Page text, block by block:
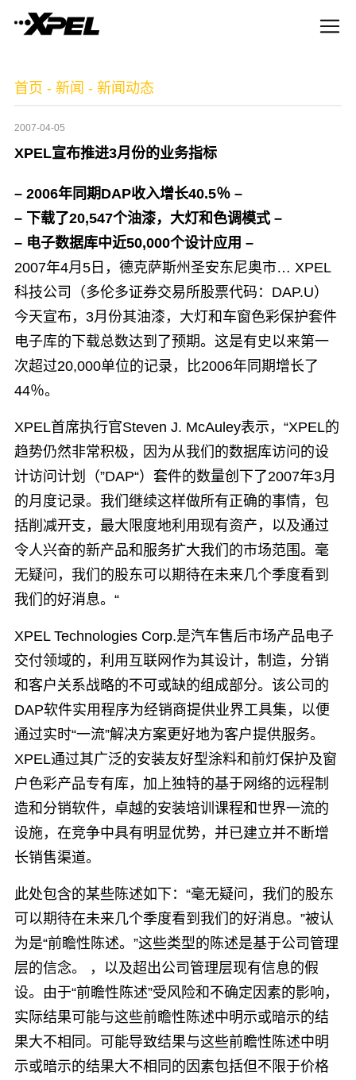
首页 - 新闻 - 新闻动态
2007-04-05
XPEL宣布推进3月份的业务指标
– 2006年同期DAP收入增长40.5％ –
– 下载了20,547个油漆，大灯和色调模式 –
– 电子数据库中近50,000个设计应用 –
2007年4月5日，德克萨斯州圣安东尼奥市… XPEL
科技公司（多伦多证券交易所股票代码：DAP.U）
今天宣布，3月份其油漆，大灯和车窗色彩保护套件
电子库的下载总数达到了预期。这是有史以来第一
次超过20,000单位的记录，比2006年同期增长了
44％。
XPEL首席执行官Steven J. McAuley表示，“XPEL的
趋势仍然非常积极，因为从我们的数据库访问的设
计访问计划（”DAP“）套件的数量创下了2007年3月
的月度记录。我们继续这样做所有正确的事情，包
括削减开支，最大限度地利用现有资产，以及通过
令人兴奋的新产品和服务扩大我们的市场范围。毫
无疑问，我们的股东可以期待在未来几个季度看到
我们的好消息。“
XPEL Technologies Corp.是汽车售后市场产品电子
交付领域的，利用互联网作为其设计，制造，分销
和客户关系战略的不可或缺的组成部分。该公司的
DAP软件实用程序为经销商提供业界工具集，以便
通过实时“一流”解决方案更好地为客户提供服务。
XPEL通过其广泛的安装友好型涂料和前灯保护及窗
户色彩产品专有库，加上独特的基于网络的远程制
造和分销软件，卓越的安装培训课程和世界一流的
设施，在竞争中具有明显优势，并已建立并不断增
长销售渠道。
此处包含的某些陈述如下：“毫无疑问，我们的股东
可以期待在未来几个季度看到我们的好消息。”被认
为是“前瞻性陈述。”这些类型的陈述是基于公司管理
层的信念。 ，以及超出公司管理层现有信息的假
设。由于“前瞻性陈述”受风险和不确定因素的影响，
实际结果可能与这些前瞻性陈述中明示或暗示的结
果大不相同。可能导致结果与这些前瞻性陈述中明
示或暗示的结果大不相同的因素包括但不限于价格